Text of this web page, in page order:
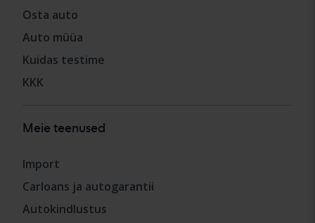
Osta auto
Auto müüa
Kuidas testime
KKK
Meie teenused
Import
Carloans ja autogarantii
Autokindlustus